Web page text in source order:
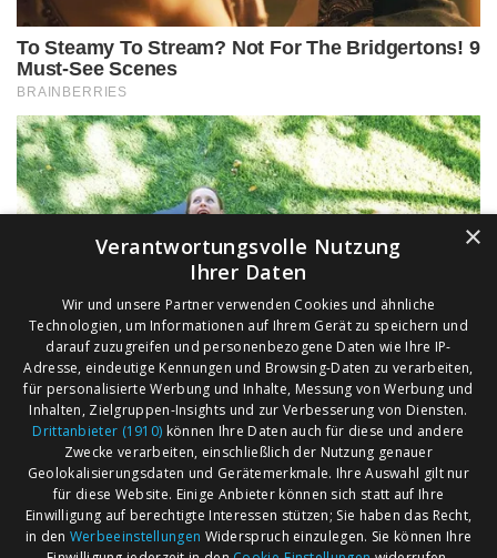
AGB
Märkte nach Bundesländern
×
Verantwortungsvolle Nutzung
Ihrer Daten
Wir und unsere Partner verwenden Cookies und ähnliche
Technologien, um Informationen auf Ihrem Gerät zu speichern und
darauf zuzugreifen und personenbezogene Daten wie Ihre IP-
Adresse, eindeutige Kennungen und Browsing-Daten zu verarbeiten,
für personalisierte Werbung und Inhalte, Messung von Werbung und
Inhalten, Zielgruppen-Insights und zur Verbesserung von Diensten.
Drittanbieter (1910) können Ihre Daten auch für diese und andere
Zwecke verarbeiten, einschließlich der Nutzung genauer
Geolokalisierungsdaten und Gerätemerkmale. Ihre Auswahl gilt nur
für diese Website. Einige Anbieter können sich statt auf Ihre
Einwilligung auf berechtigte Interessen stützen; Sie haben das Recht,
in den Werbeeinstellungen Widerspruch einzulegen. Sie können Ihre